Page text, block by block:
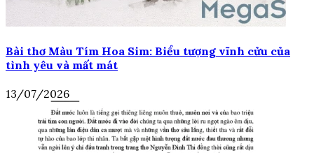
Bài thơ Màu Tím Hoa Sim: Biểu tượng vĩnh cửu của
tình yêu và mất mát
13/07/2026